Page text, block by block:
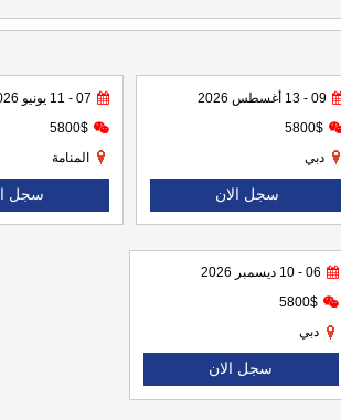
07 - 11 يونيو 2026
5800$
المنامة
سجل
09 - 13 أغسطس 2026
5800$
دبي
سجل الان
06 - 10 ديسمبر 2026
5800$
دبي
سجل الان